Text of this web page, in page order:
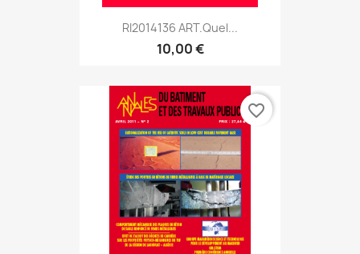
RI2014136 ART.Quel...
10,00 €
favorite_border